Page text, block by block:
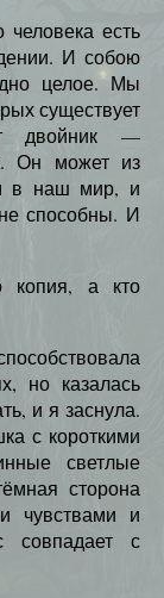
есть
И собою
целое. Мы
существует
двойник —
Он может из
в наш мир, и
способны. И
копия, а кто
но казалась
и я заснула.
с короткими
светлые
сторона
чувствами и
совпадает с